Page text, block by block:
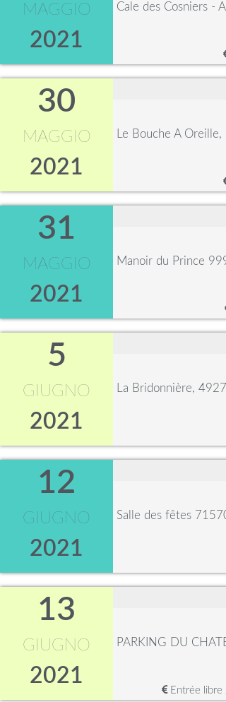
MAGGIO
2021
Cale des Cosniers -
30
MAGGIO
2021
Le Bouche A
31
MAGGIO
2021
Manoir du Prince
5
GIUGNO
2021
La Bridonnière,
12
GIUGNO
2021
Salle des fêtes
13
GIUGNO
2021
PARKING DU
Entrée libre